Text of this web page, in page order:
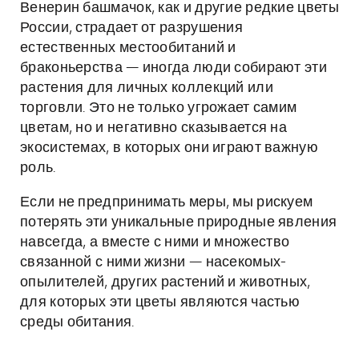
Венерин башмачок, как и другие редкие цветы
России, страдает от разрушения
естественных местообитаний и
браконьерства — иногда люди собирают эти
растения для личных коллекций или
торговли. Это не только угрожает самим
цветам, но и негативно сказывается на
экосистемах, в которых они играют важную
роль.
Если не предпринимать меры, мы рискуем
потерять эти уникальные природные явления
навсегда, а вместе с ними и множество
связанной с ними жизни — насекомых-
опылителей, других растений и животных,
для которых эти цветы являются частью
среды обитания.